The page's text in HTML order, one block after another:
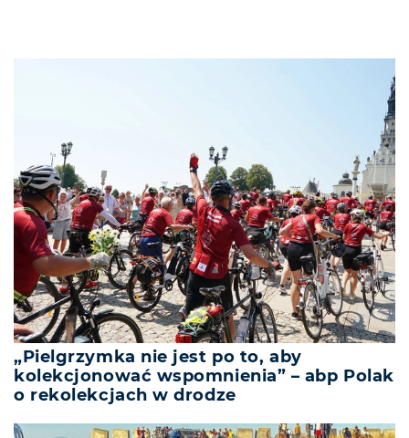
„Pielgrzymka nie jest po to, aby
kolekcjonować wspomnienia” – abp Polak
o rekolekcjach w drodze